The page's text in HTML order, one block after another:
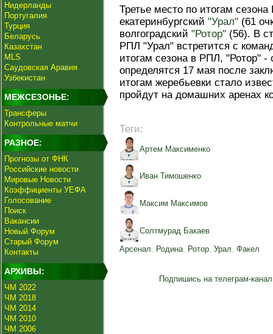
Нидерланды
Португалия
Турция
Беларусь
Казахстан
MLS
Саудовская Аравия
Узбекистан
МЕЖСЕЗОНЬЕ:
Трансферы
Контрольные матчи
РАЗНОЕ:
Прогнозы от ФНК
Российские новости
Мировые Новости
Коэффициенты УЕФА
Голосование
Поиск
Вакансии
Новый Форум
Старый Форум
Контакты
АРХИВЫ:
ЧМ 2022
ЧМ 2018
ЧМ 2014
ЧМ 2010
ЧМ 2006
Третье место по итогам
екатеринбургский "Урал" (61
волгоградский "Ротор" (56). В
РПЛ "Урал" встретится с
итогам сезона в РПЛ, "Ротор" -
определятся 17 мая после
итогам жеребьевки стало
пройдут на домашних аренах
Теги:
Артем Максименко
Иван Тимошенко
Максим Максимов
Солтмурад Бакаев
Арсенал, Родина, Ротор, Урал, Факел
Подпишись на телеграм-